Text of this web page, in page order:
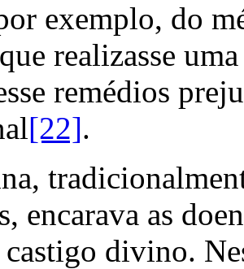
exemplo, do
realizasse
remédios
[22].
encarava as
castigo divino.